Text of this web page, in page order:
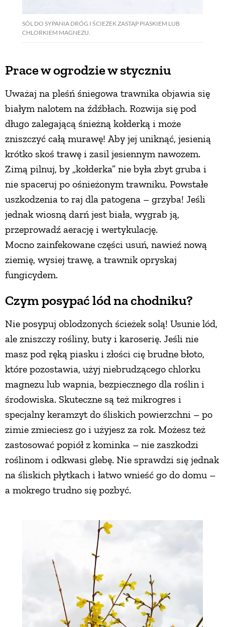
SÓL DO SYPANIA DRÓG I ŚCIEŻEK ZASTĄP PIASKIEM LUB
CHLORKIEM MAGNEZU.
Prace w ogrodzie w styczniu
Uważaj na pleśń śniegowa trawnika objawia się
białym nalotem na źdźbłach. Rozwija się pod
długo zalegającą śnieżną kołderką i może
zniszczyć całą murawę! Aby jej uniknąć, jesienią
krótko skoś trawę i zasil jesiennym nawozem.
Zimą pilnuj, by „kołderka” nie była zbyt gruba i
nie spaceruj po ośnieżonym trawniku. Powstałe
uszkodzenia to raj dla patogena – grzyba! Jeśli
jednak wiosną darń jest biała, wygrab ją,
przeprowadź aerację i wertykulację.
Mocno zainfekowane części usuń, nawieź nową
ziemię, wysiej trawę, a trawnik opryskaj
fungicydem.
Czym posypać lód na chodniku?
Nie posypuj oblodzonych ścieżek solą! Usunie lód,
ale zniszczy rośliny, buty i karoserię. Jeśli nie
masz pod ręką piasku i złości cię brudne błoto,
które pozostawia, użyj niebrudzącego chlorku
magnezu lub wapnia, bezpiecznego dla roślin i
środowiska. Skuteczne są też mikrogres i
specjalny keramzyt do śliskich powierzchni – po
zimie zmieciesz go i użyjesz za rok. Możesz też
zastosować popiół z kominka – nie zaszkodzi
roślinom i odkwasi glebę. Nie sprawdzi się jednak
na śliskich płytkach i łatwo wnieść go do domu –
a mokrego trudno się pozbyć.